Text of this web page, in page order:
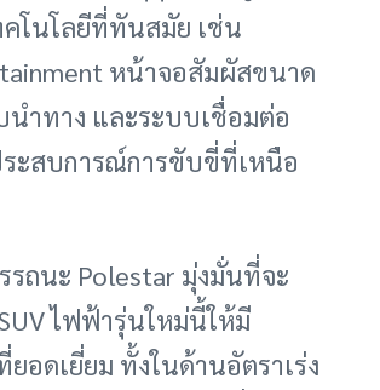
คโนโลยีที่ทันสมัย เช่น
หน้าจอสัมผัสขนาด
ำทาง และระบบเชื่อมต่อ
ะสบการณ์การขับขี่ที่เหนือ
รถนะ Polestar มุ่งมั่นที่จะ
ไฟฟ้ารุ่นใหม่นี้ให้มี
อดเยี่ยม ทั้งในด้านอัตราเร่ง